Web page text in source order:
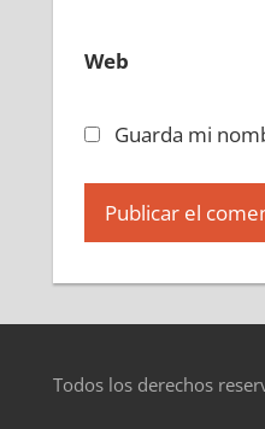
Web
Guarda mi
Todos los derechos